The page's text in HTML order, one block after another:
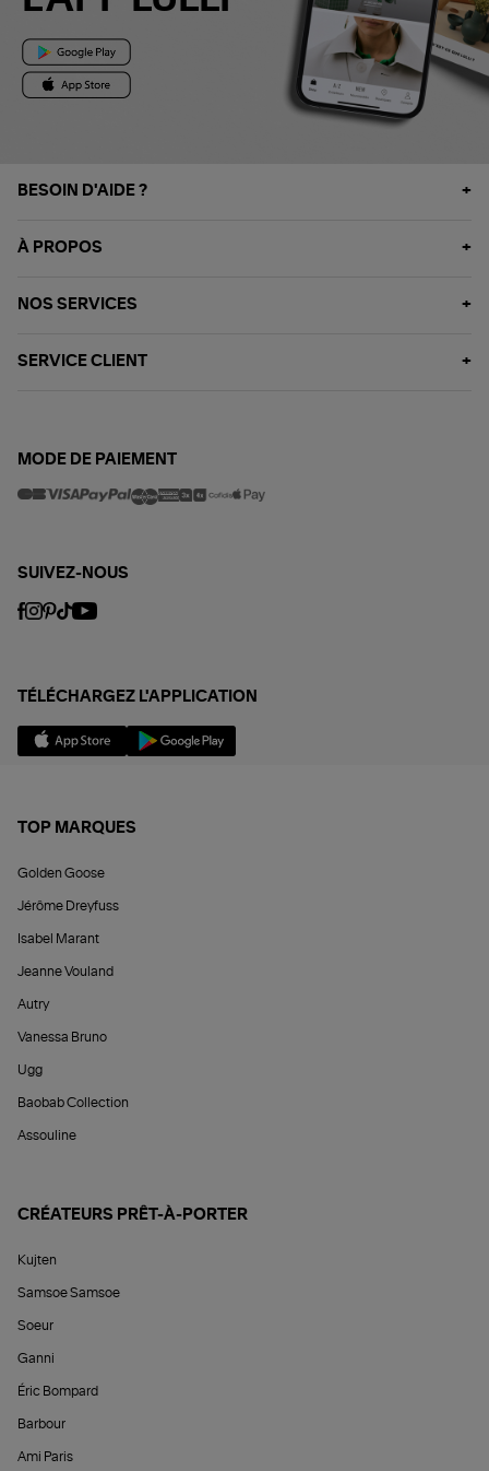
BESOIN D'AIDE ?
À PROPOS
NOS SERVICES
SERVICE CLIENT
MODE DE PAIEMENT
SUIVEZ-NOUS
TÉLÉCHARGEZ L'APPLICATION
TOP MARQUES
Golden Goose
Jérôme Dreyfuss
Isabel Marant
Jeanne Vouland
Autry
Vanessa Bruno
Ugg
Baobab Collection
Assouline
CRÉATEURS PRÊT-À-PORTER
Kujten
Samsoe Samsoe
Soeur
Ganni
Éric Bompard
Barbour
Ami Paris